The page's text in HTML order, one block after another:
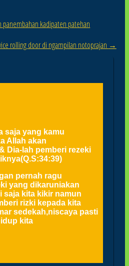
kadipaten patehan
rolling door di ngampilan notoprajan →
saja yang kamu
Allah akan
Dia-lah pemberi rezeki
pernah ragu
yang dikaruniakan
saja kita kikir namun
rizki kepada kita
sedekah,niscaya pasti
kita